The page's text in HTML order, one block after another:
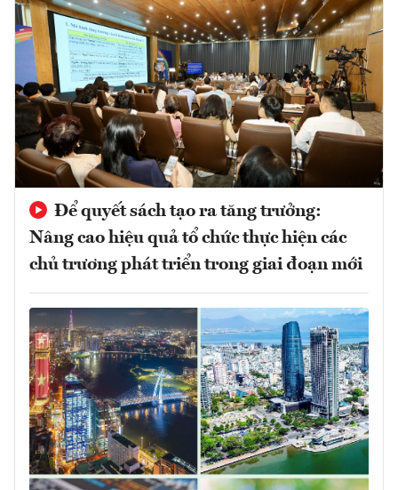
Để quyết sách tạo ra tăng trưởng:
Nâng cao hiệu quả tổ chức thực hiện các
chủ trương phát triển trong giai đoạn mới